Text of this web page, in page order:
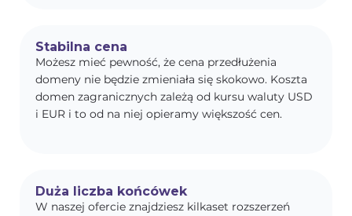
Stabilna cena
Możesz mieć pewność, że cena przedłużenia
domeny nie będzie zmieniała się skokowo. Koszta
domen zagranicznych zależą od kursu waluty USD
i EUR i to od na niej opieramy większość cen.
Duża liczba końcówek
W naszej ofercie znajdziesz kilkaset rozszerzeń